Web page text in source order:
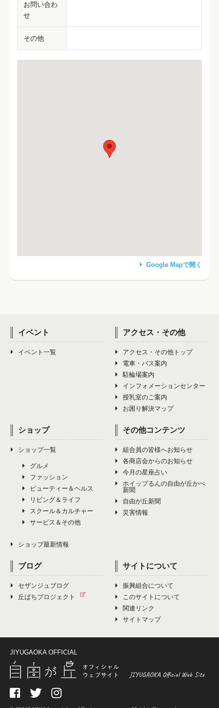
お問い合わ
せ
その他
Google Mapで開く
イベント
イベント一覧
アクセス・その他
アクセス・その他トップ
電車・バス案内
駐輪場案内
インフォメーションセンター
授乳室のご案内
お困り解決マップ
ショップ
ショップ一覧
グルメ
ファッション
ビューティー＆ヘルス
リビング＆ライフ
スクール＆カルチャー
サービス＆その他
ショップ最新情報
その他コンテンツ
組合員の皆様へお知らせ
各商店会からのお知らせ
今月の星座占い
ホイップるんの自由が丘かべ
新聞
自由が丘新聞
災害情報
ブログ
セザンジュブログ
丘ばちプロジェクト
サイトについて
振興組合について
このサイトについて
関連リンク
サイトマップ
JIYUGAOKA OFFICIAL